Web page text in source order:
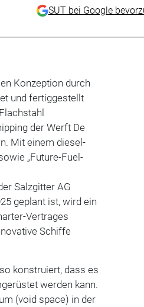
SUT bei Google
Konzeption durch
und fertiggestellt
der Werft De
Mit einem diesel-
„Future-Fuel-
Salzgitter AG
geplant ist, wird ein
Vertrages
Schiffe
konstruiert, dass es
werden kann.
(void space) in der